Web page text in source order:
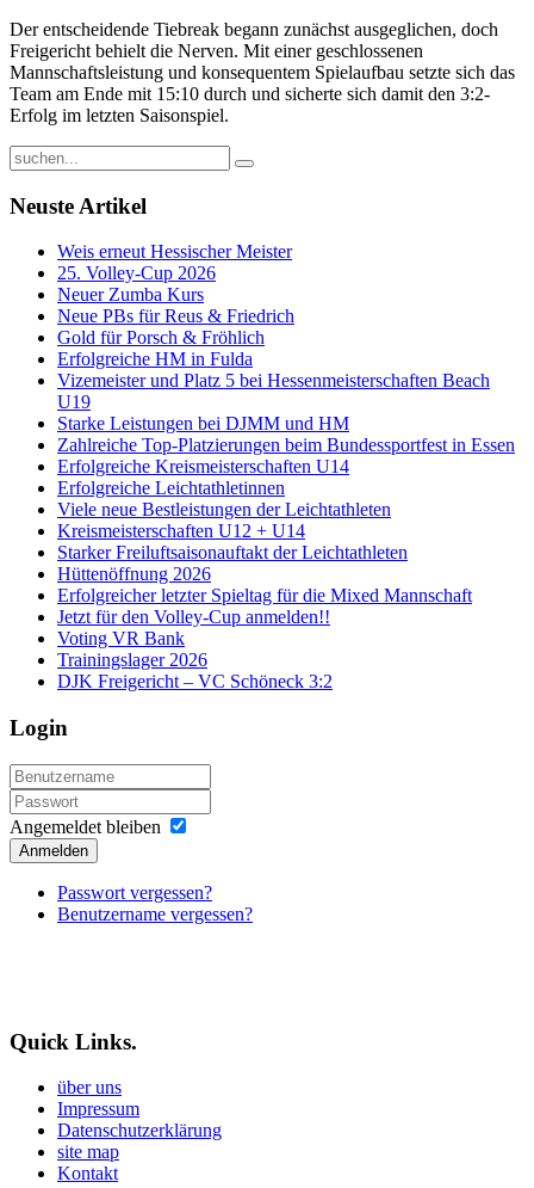
Der entscheidende Tiebreak begann zunächst ausgeglichen, doch
Freigericht behielt die Nerven. Mit einer geschlossenen
Mannschaftsleistung und konsequentem Spielaufbau setzte sich das
Team am Ende mit 15:10 durch und sicherte sich damit den 3:2-
Erfolg im letzten Saisonspiel.
Neuste Artikel
Weis erneut Hessischer Meister
25. Volley-Cup 2026
Neuer Zumba Kurs
Neue PBs für Reus & Friedrich
Gold für Porsch & Fröhlich
Erfolgreiche HM in Fulda
Vizemeister und Platz 5 bei Hessenmeisterschaften Beach
U19
Starke Leistungen bei DJMM und HM
Zahlreiche Top-Platzierungen beim Bundessportfest in Essen
Erfolgreiche Kreismeisterschaften U14
Erfolgreiche Leichtathletinnen
Viele neue Bestleistungen der Leichtathleten
Kreismeisterschaften U12 + U14
Starker Freiluftsaisonauftakt der Leichtathleten
Hüttenöffnung 2026
Erfolgreicher letzter Spieltag für die Mixed Mannschaft
Jetzt für den Volley-Cup anmelden!!
Voting VR Bank
Trainingslager 2026
DJK Freigericht – VC Schöneck 3:2
Login
Angemeldet bleiben
Anmelden
Passwort vergessen?
Benutzername vergessen?
Quick Links.
über uns
Impressum
Datenschutzerklärung
site map
Kontakt